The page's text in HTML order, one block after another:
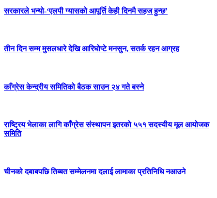
सरकारले भन्यो-‘एलपी ग्यासको आपूर्ति केही दिनमै सहज हुन्छ’
तीन दिन सम्म मुसलधारे देखि आरिघोप्टे मनसुन, सतर्क रहन आग्रह
काँग्रेस केन्द्रीय समितिको बैठक साउन २४ गते बस्ने
राष्ट्रिय भेलाका लागि काँग्रेस संस्थापन इतरको ५५१ सदस्यीय मूल आयोजक
समिति
चीनको दबाबपछि तिब्बत सम्मेलनमा दलाई लामाका प्रतिनिधि नआउने